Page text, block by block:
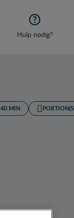

Hulp nodig?
40 MIN